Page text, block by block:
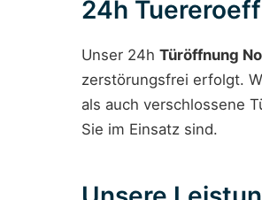
24h
Unser 24h Türöffnung
zerstörungsfrei erfolgt.
als auch verschlossene
Sie im Einsatz sind.